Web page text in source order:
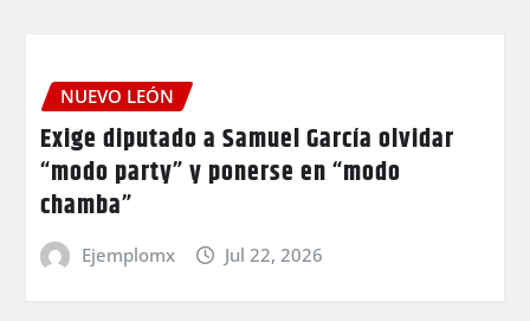
NUEVO LEÓN
Exige diputado a Samuel García olvidar
“modo party” y ponerse en “modo
chamba”
Ejemplomx Jul 22, 2026